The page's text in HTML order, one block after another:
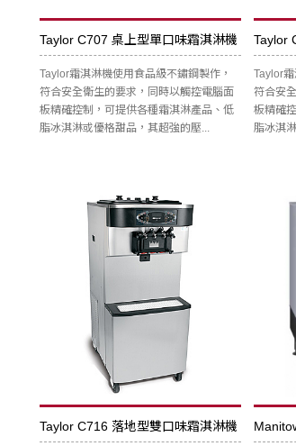
Taylor C707 桌上型單口味霜淇淋機
Taylor霜淇淋機使用食品級不鏽鋼製作，
符合安全衛生的要求，同時以觸控電腦面
板精確控制，可提供各種霜淇淋產品、低
脂冰淇淋或優格甜品，其超強的壓...
Taylor
Taylor
符合安
板精確
脂冰淇
Taylor C716 落地型雙口味霜淇淋機